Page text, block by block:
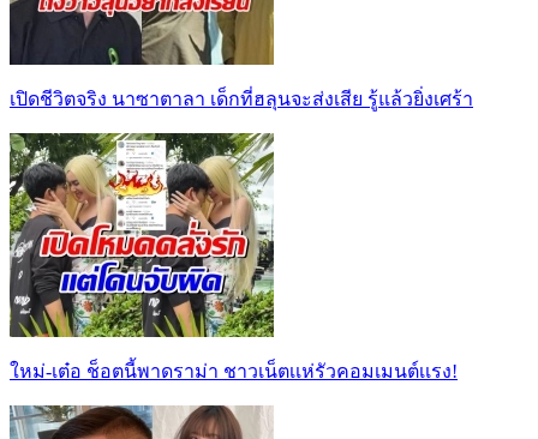
เปิดชีวิตจริง นาซาตาลา เด็กที่ฮลุนจะส่งเสีย รู้แล้วยิ่งเศร้า
ใหม่-เต๋อ ช็อตนี้พาดราม่า ชาวเน็ตเเห่รัวคอมเมนต์เเรง!